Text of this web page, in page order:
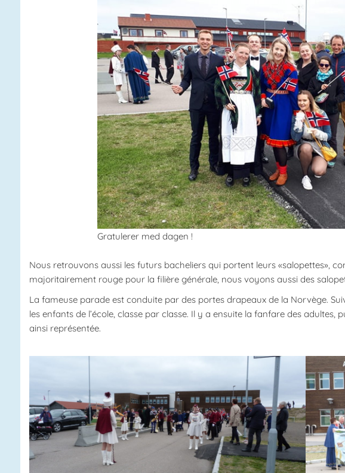
Gratulerer med dagen !
Nous retrouvons aussi les futurs bacheliers qui portent leurs «salopettes»,
majoritairement rouge pour la filière générale, nous voyons aussi des
La fameuse parade est conduite par des portes drapeaux de la Norvège.
les enfants de l’école, classe par classe. Il y a ensuite la fanfare des adultes,
ainsi représentée.